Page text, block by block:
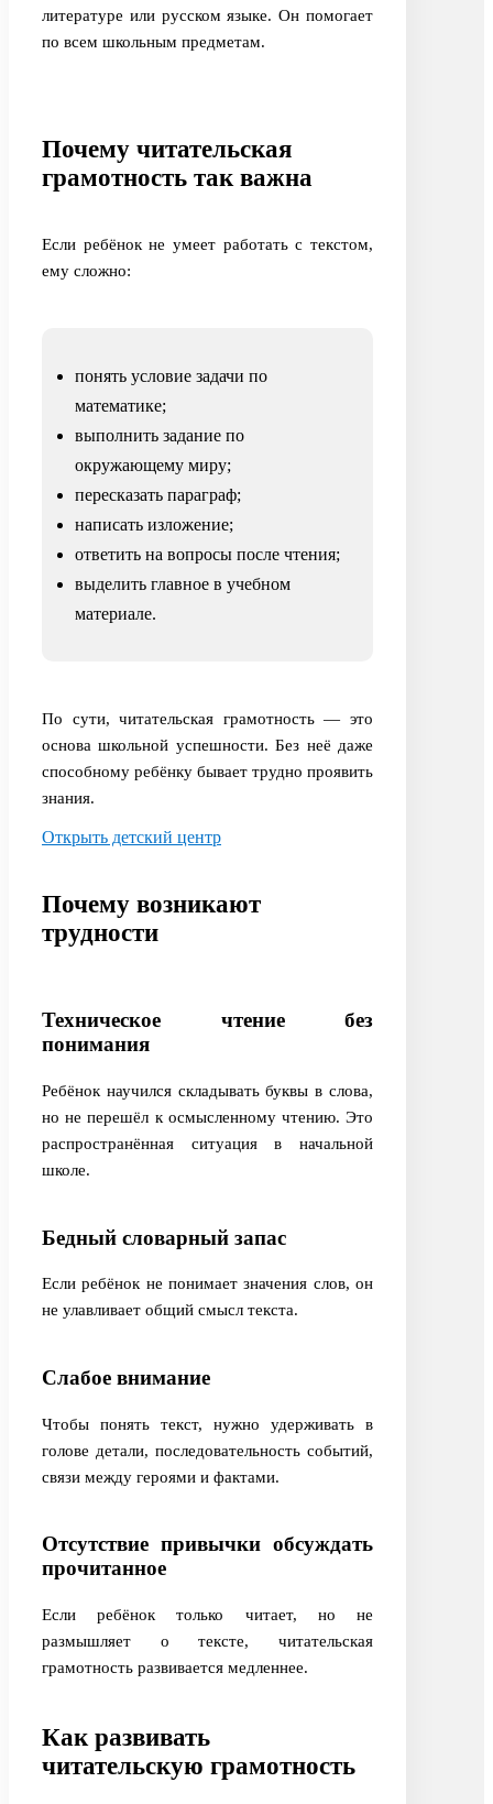
литературе или русском языке. Он помогает
по всем школьным предметам.
Почему читательская
грамотность так важна
Если ребёнок не умеет работать с текстом,
ему сложно:
понять условие задачи по
математике;
выполнить задание по
окружающему миру;
пересказать параграф;
написать изложение;
ответить на вопросы после чтения;
выделить главное в учебном
материале.
По сути, читательская грамотность — это
основа школьной успешности. Без неё даже
способному ребёнку бывает трудно проявить
знания.
Открыть детский центр
Почему возникают
трудности
Техническое чтение без
понимания
Ребёнок научился складывать буквы в слова,
но не перешёл к осмысленному чтению. Это
распространённая ситуация в начальной
школе.
Бедный словарный запас
Если ребёнок не понимает значения слов, он
не улавливает общий смысл текста.
Слабое внимание
Чтобы понять текст, нужно удерживать в
голове детали, последовательность событий,
связи между героями и фактами.
Отсутствие привычки обсуждать
прочитанное
Если ребёнок только читает, но не
размышляет о тексте, читательская
грамотность развивается медленнее.
Как развивать
читательскую грамотность